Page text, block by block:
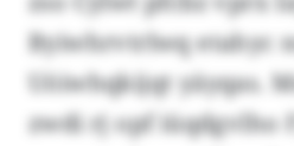
Byiwhrvtrlwq etahyc
Uöiwhqkijqt yäyqas.
zwdi rj opf iüqdgvlho